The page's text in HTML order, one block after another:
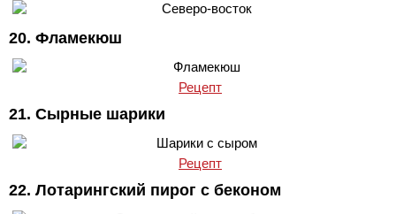
20. Фламекюш
Рецепт
21. Сырные шарики
Рецепт
22. Лотарингский пирог c беконом